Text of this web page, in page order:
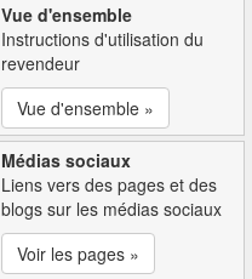
Vue d'ensemble
Instructions d'utilisation du
revendeur
Vue d'ensemble »
Médias sociaux
Liens vers des pages et des
blogs sur les médias sociaux
Voir les pages »